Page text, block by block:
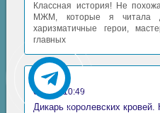
Классная история! Не
МЖМ, которые я читала
харизматичные герои,
главных
Аида
06 май 10:49